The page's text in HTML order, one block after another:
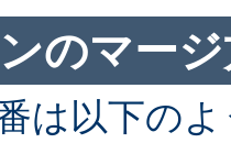
のマー
は以下の